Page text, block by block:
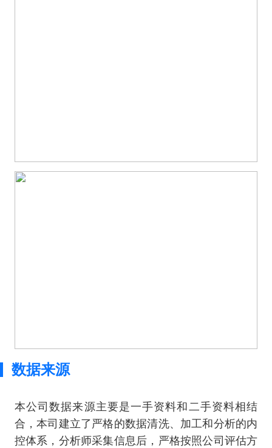
数据来源
本公司数据来源主要是一手资料和二手资料相结
合，本司建立了严格的数据清洗、加工和分析的内
控体系，分析师采集信息后，严格按照公司评估方